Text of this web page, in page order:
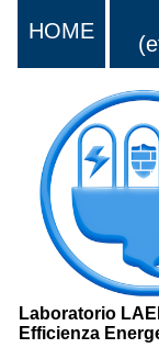
HOME
Laboratorio
Efficienza